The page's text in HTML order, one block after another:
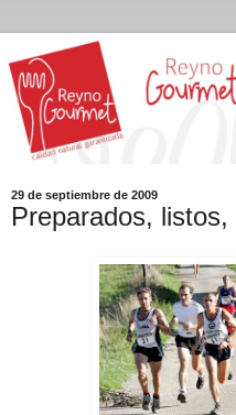
29 de septiembre de 2009
Preparados, listos,